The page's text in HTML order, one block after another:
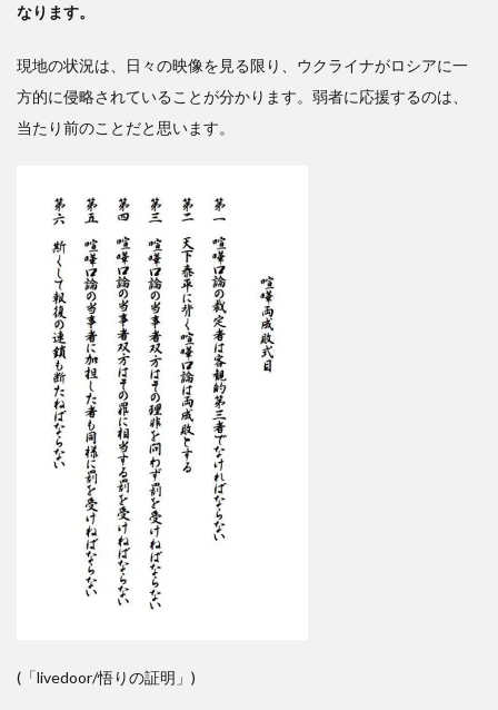
なります。
現地の状況は、日々の映像を見る限り、ウクライナがロシアに一
方的に侵略されていることが分かります。弱者に応援するのは、
当たり前のことだと思います。
(「livedoor/悟りの証明」)